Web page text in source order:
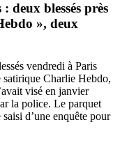
deux blessés près
», deux
vendredi à Paris
satirique Charlie Hebdo,
visé en janvier
la police. Le parquet
d’une enquête pour